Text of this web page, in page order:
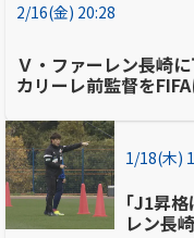
2/16(金) 20:28
Ｖ・ファーレン長崎
カリーレ前監督を
1/18(木)
｢J1昇
レン長